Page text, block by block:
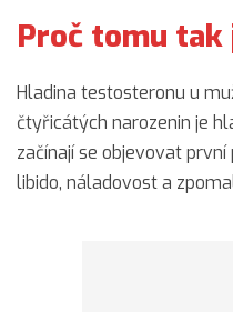
Proč tomu tak
Hladina testosteronu u
čtyřicátých narozenin je
začínají se objevovat
libido, náladovost a